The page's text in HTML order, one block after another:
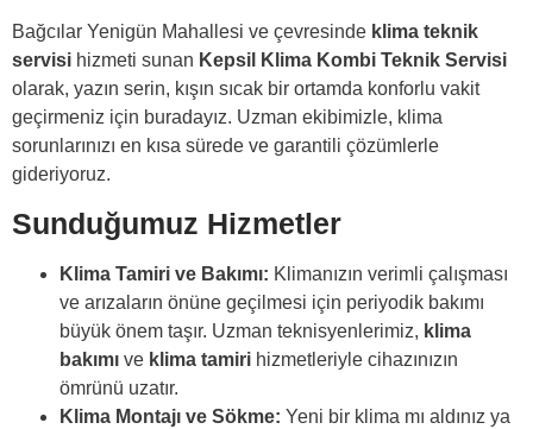
Bağcılar Yenigün Mahallesi ve çevresinde klima teknik
servisi hizmeti sunan Kepsil Klima Kombi Teknik Servisi
olarak, yazın serin, kışın sıcak bir ortamda konforlu vakit
geçirmeniz için buradayız. Uzman ekibimizle, klima
sorunlarınızı en kısa sürede ve garantili çözümlerle
gideriyoruz.
Sunduğumuz Hizmetler
Klima Tamiri ve Bakımı: Klimanızın verimli çalışması
ve arızaların önüne geçilmesi için periyodik bakımı
büyük önem taşır. Uzman teknisyenlerimiz, klima
bakımı ve klima tamiri hizmetleriyle cihazınızın
ömrünü uzatır.
Klima Montajı ve Sökme: Yeni bir klima mı aldınız ya